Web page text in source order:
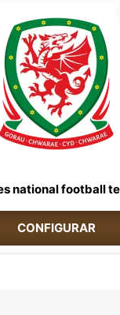
national football
CONFIGURAR